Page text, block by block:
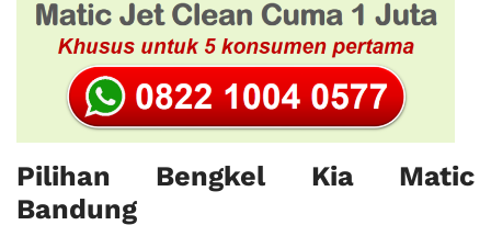
Pilihan Bengkel Kia Matic
Bandung